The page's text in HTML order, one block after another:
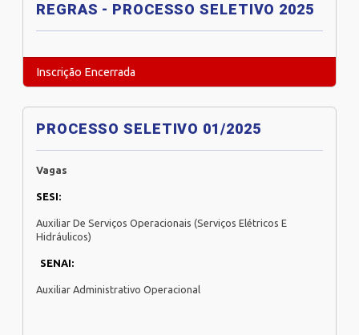
REGRAS - PROCESSO SELETIVO 2025
Inscrição Encerrada
PROCESSO SELETIVO 01/2025
Vagas
SESI:
Auxiliar De Serviços Operacionais (Serviços Elétricos E
Hidráulicos)
SENAI:
Auxiliar Administrativo Operacional